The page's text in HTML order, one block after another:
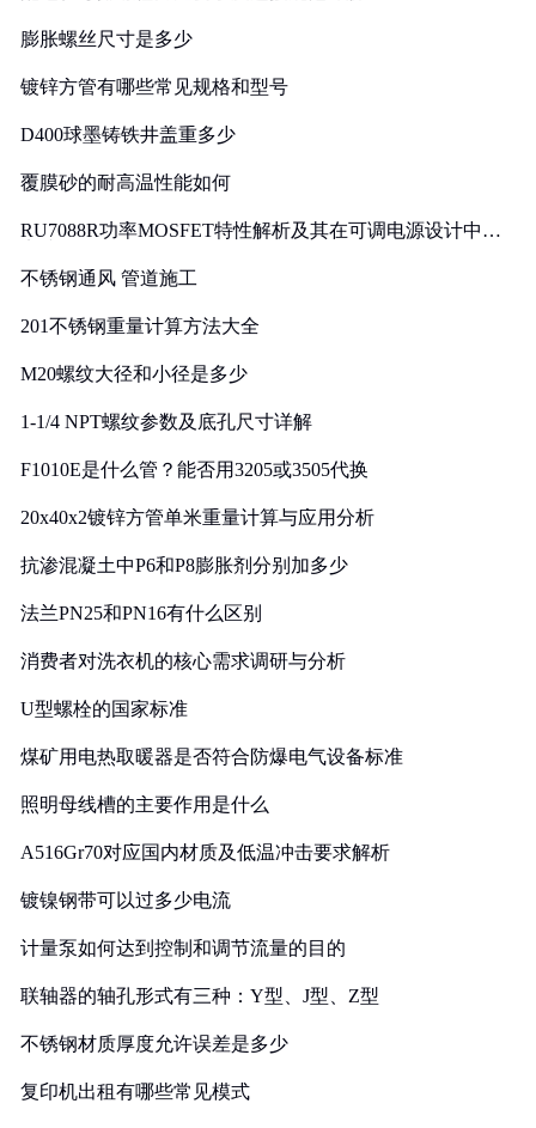
膨胀螺丝尺寸是多少
镀锌方管有哪些常见规格和型号
D400球墨铸铁井盖重多少
覆膜砂的耐高温性能如何
RU7088R功率MOSFET特性解析及其在可调电源设计中的
不锈钢通风 管道施工
201不锈钢重量计算方法大全
M20螺纹大径和小径是多少
1-1/4 NPT螺纹参数及底孔尺寸详解
F1010E是什么管？能否用3205或3505代换
20x40x2镀锌方管单米重量计算与应用分析
抗渗混凝土中P6和P8膨胀剂分别加多少
法兰PN25和PN16有什么区别
消费者对洗衣机的核心需求调研与分析
U型螺栓的国家标准
煤矿用电热取暖器是否符合防爆电气设备标准
照明母线槽的主要作用是什么
A516Gr70对应国内材质及低温冲击要求解析
镀镍钢带可以过多少电流
计量泵如何达到控制和调节流量的目的
联轴器的轴孔形式有三种：Y型、J型、Z型
不锈钢材质厚度允许误差是多少
复印机出租有哪些常见模式